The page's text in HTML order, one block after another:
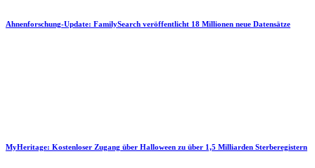
Ahnenforschung-Update: FamilySearch veröffentlicht 18 Millionen neue Datensätze
MyHeritage: Kostenloser Zugang über Halloween zu über 1,5 Milliarden Sterberegistern